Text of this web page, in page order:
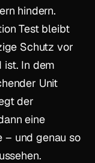
hindern.
Test bleibt
Schutz vor
ist. In dem
Unit
der
eine
– und genau so